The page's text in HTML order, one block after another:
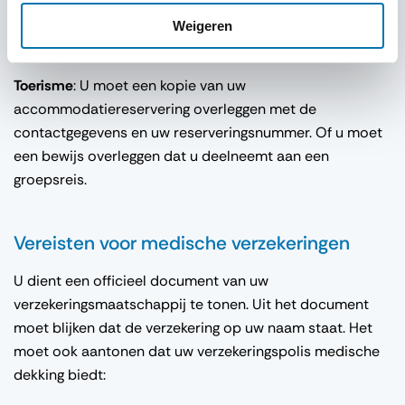
Weigeren
Toerisme: U moet een kopie van uw
accommodatiereservering overleggen met de
contactgegevens en uw reserveringsnummer. Of u moet
een bewijs overleggen dat u deelneemt aan een
groepsreis.
Vereisten voor medische verzekeringen
U dient een officieel document van uw
verzekeringsmaatschappij te tonen. Uit het document
moet blijken dat de verzekering op uw naam staat. Het
moet ook aantonen dat uw verzekeringspolis medische
dekking biedt: